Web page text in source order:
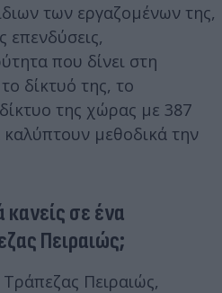
των εργαζομένων της,
επενδύσεις,
που δίνει στη
δίκτυό της, το
της χώρας με 387
μεθοδικά την
κανείς σε ένα
Πειραιώς;
Πειραιώς,